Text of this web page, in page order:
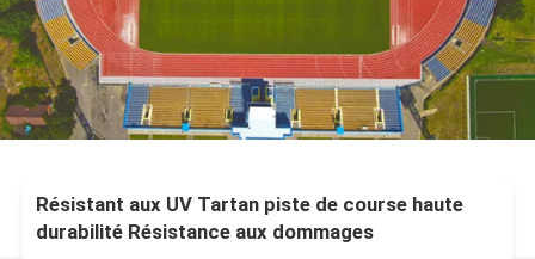
Résistant aux UV Tartan piste de course haute
durabilité Résistance aux dommages